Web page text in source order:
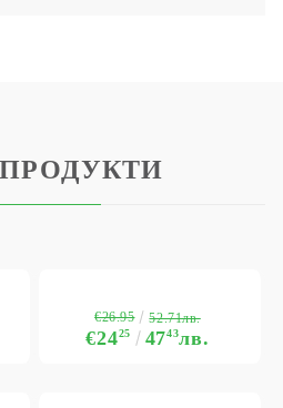
€2425 4743лв.
€26.95 52.71лв.